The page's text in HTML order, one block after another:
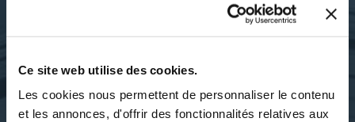
Ce site web utilise des cookies.
Les cookies nous permettent de personnaliser le contenu
et les annonces, d'offrir des fonctionnalités relatives aux